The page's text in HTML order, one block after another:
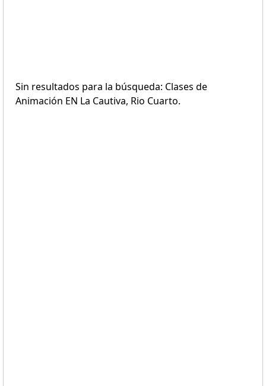
Sin resultados para la búsqueda: Clases de
Animación EN La Cautiva, Rio Cuarto.